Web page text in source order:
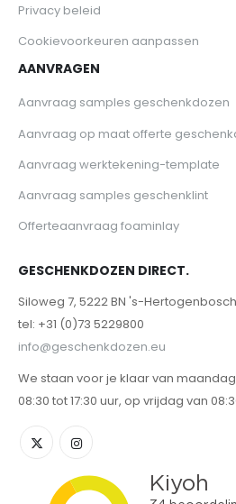
Privacy beleid
Cookievoorkeuren aanpassen
AANVRAGEN
Aanvraag samples geschenkdozen
Aanvraag op maat offerte
Aanvraag werktekening-template
Aanvraag samples geschenklint
Offerteaanvraag foaminlay
GESCHENKDOZEN DIRECT.
Siloweg 7, 5222 BN 's-Hertogenbosch
tel: +31 (0)73 5229800
info@geschenkdozen.eu
We staan voor je klaar van
08:30 tot 17:30 uur, op vrijdag van